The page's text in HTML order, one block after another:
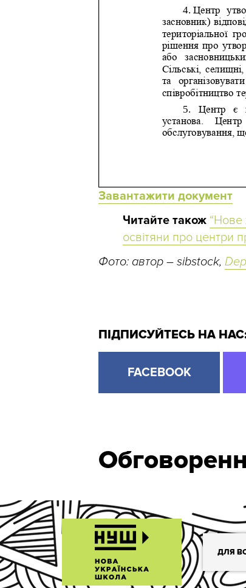
Завантажити документ
Читайте також “Нове
освітяни про центри
Фото: автор – sibstock,
ПІДПИСУЙТЕСЬ НА
FACEBOOK
ДЛЯ